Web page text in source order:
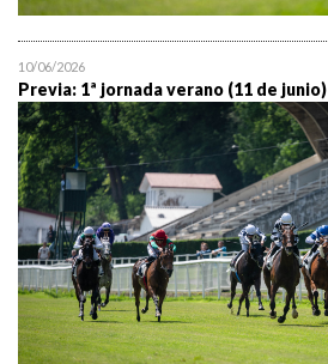
10/06/2026
Previa: 1ª jornada verano (11 de junio)